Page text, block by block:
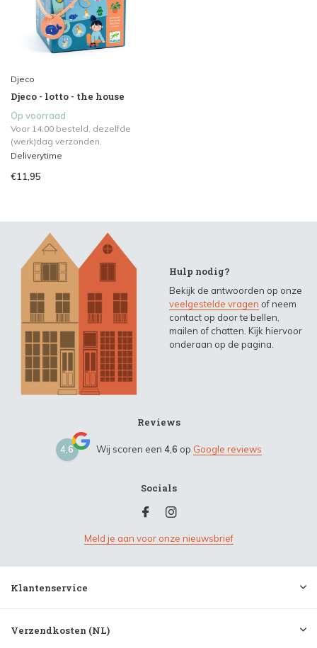
Djeco
Djeco - lotto - the house
Op voorraad
Voor 14.00 besteld, dezelfde
(werk)dag verzonden.
Deliverytime
€11,95
Hulp nodig?
Bekijk de antwoorden op onze
veelgestelde vragen of neem
contact op door te bellen,
mailen of chatten. Kijk hiervoor
onderaan op de pagina.
Reviews
4,6 Wij scoren een 4,6 op Google reviews
Socials
Meld je aan voor onze nieuwsbrief
Klantenservice
Verzendkosten (NL)